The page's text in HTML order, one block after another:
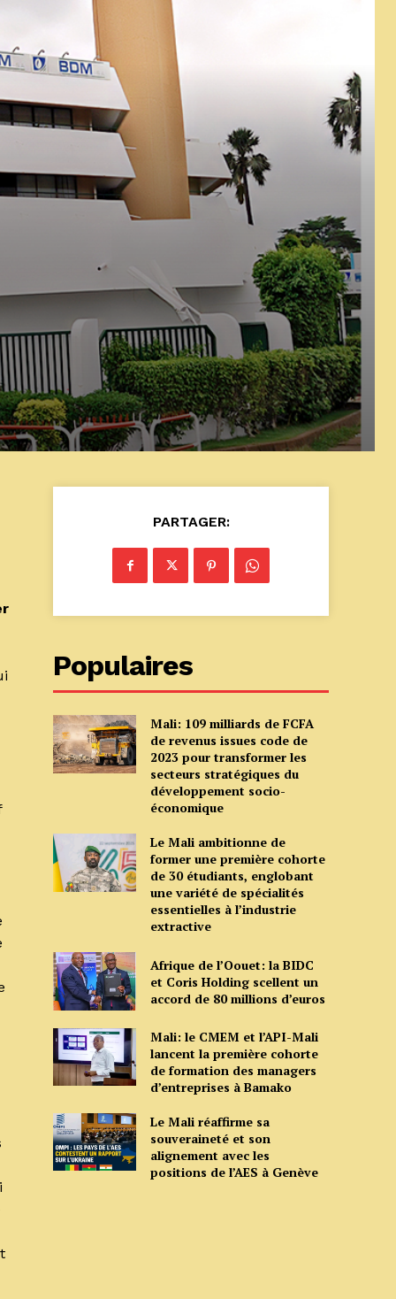
PARTAGER:
Populaires
Mali: 109 milliards de FCFA
de revenus issues code de
2023 pour transformer les
secteurs stratégiques du
développement socio-
économique
Le Mali ambitionne de
former une première cohorte
de 30 étudiants, englobant
une variété de spécialités
essentielles à l’industrie
extractive
Afrique de l’Oouet: la BIDC
et Coris Holding scellent un
accord de 80 millions d’euros
Mali: le CMEM et l’API-Mali
lancent la première cohorte
de formation des managers
d’entreprises à Bamako
Le Mali réaffirme sa
souveraineté et son
alignement avec les
positions de l’AES à Genève